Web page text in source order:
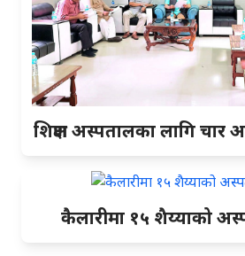
शिक्षण अस्पतालका लागि चार
कैलारीमा १५ शैय्याको